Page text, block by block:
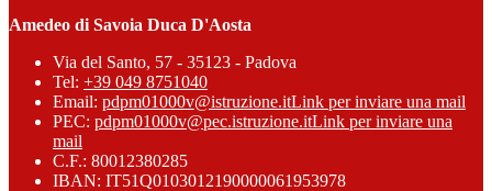
Amedeo di Savoia Duca D'Aosta
Via del Santo, 57 - 35123 - Padova
Tel: +39 049 8751040
Email: pdpm01000v@istruzione.itLink per inviare una mail
PEC: pdpm01000v@pec.istruzione.itLink per inviare una
mail
C.F.: 80012380285
IBAN: IT51Q0103012190000061953978